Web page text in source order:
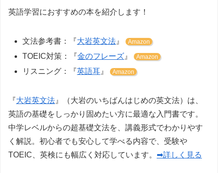
英語学習におすすめの本を紹介します！
文法参考書：『大岩英文法 』 Amazon
TOEIC対策：『金のフレーズ 』 Amazon
リスニング：『英語耳 』 Amazon
『大岩英文法 』（大岩のいちばんはじめの英文法）は、
英語の基礎をしっかり固めたい方に最適な入門書です。
中学レベルからの超基礎文法を、講義形式でわかりやす
く解説。初心者でも安心して学べる内容で、受験や
TOEIC、英検にも幅広く対応しています。 ➡詳しく見る